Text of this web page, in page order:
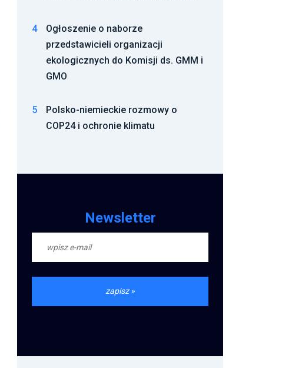
GMO
Polsko-niemieckie rozmowy o
COP24 i ochronie klimatu
Komentowane